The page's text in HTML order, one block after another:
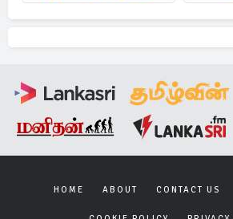
HOME ABOUT CONTACT US